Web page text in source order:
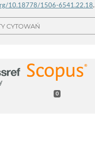
10.18778/1506-6541.22.18.
CYTOWAŃ
0